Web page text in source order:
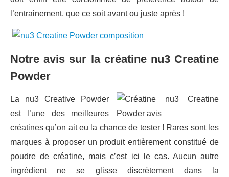
l’entrainement, que ce soit avant ou juste après !
Notre avis sur la créatine nu3 Creatine
Powder
La nu3 Creative Powder
est l’une des meilleures
créatines qu’on ait eu la chance de tester ! Rares sont les
marques à proposer un produit entièrement constitué de
poudre de créatine, mais c’est ici le cas. Aucun autre
ingrédient ne se glisse discrètement dans la